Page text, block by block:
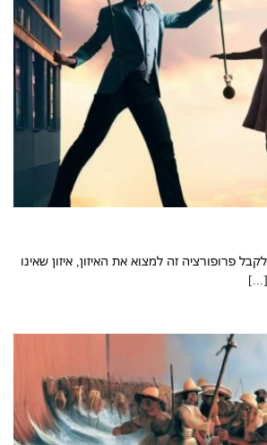
פרופורציה זה למצוא את האיזון, איזון שאינו